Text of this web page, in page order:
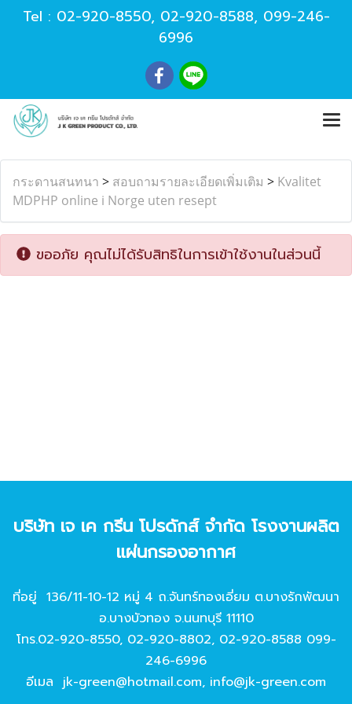
Tel : 02-920-8550, 02-920-8588, 099-246-
6996
กระดานสนทนา > สอบถามรายละเอียดเพิ่มเติม > Kvalitet
MDPHP online i Norge uten resept
ขออภัย คุณไม่ได้รับสิทธิในการเข้าใช้งานในส่วนนี้
บริษัท เจ เค กรีน โปรดักส์ จํากัด โรงงานผลิต
แผ่นกรองอากาศ
ที่อยู่ 136/11-10-12 หมู่ 4 ถ.จันทร์ทองเอี่ยม ต.บางรักพัฒนา
อ.บางบัวทอง จ.นนทบุรี 11110
โทร.02-920-8550, 02-920-8802, 02-920-8588 099-
246-6996
อีเมล jk-green@hotmail.com, info@jk-green.com